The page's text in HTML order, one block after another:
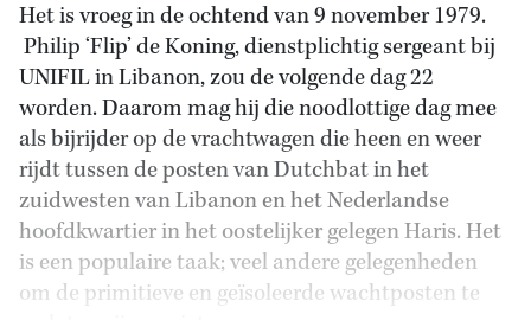
Het is vroeg in de ochtend van 9 november 1979.
Philip ‘Flip’ de Koning, dienstplichtig sergeant bij
UNIFIL in Libanon, zou de volgende dag 22
worden. Daarom mag hij die noodlottige dag mee
als bijrijder op de vrachtwagen die heen en weer
rijdt tussen de posten van Dutchbat in het
zuidwesten van Libanon en het Nederlandse
hoofdkwartier in het oostelijker gelegen Haris. Het
is een populaire taak; veel andere gelegenheden
om de primitieve en geïsoleerde wachtposten te